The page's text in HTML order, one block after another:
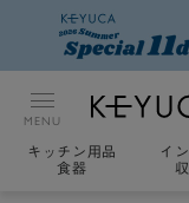
MENU
キッチン用品
食器
イ